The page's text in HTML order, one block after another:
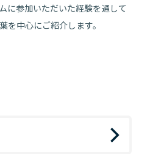
に参加いただいた経験を通して
を中心にご紹介します。